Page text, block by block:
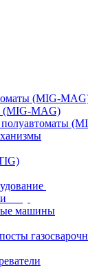
(MIG-
(MIG-MAG)
машины